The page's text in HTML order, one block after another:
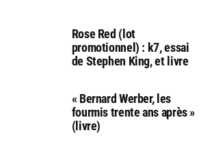
Rose Red (lot
promotionnel) : k7, essai
de Stephen King, et livre
« Bernard Werber, les
fourmis trente ans après »
(livre)